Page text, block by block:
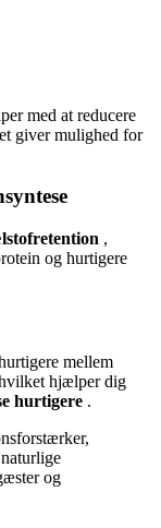
med at reducere
giver mulighed for
,
og hurtigere
mellem
hjælper dig
hurtigere .
og